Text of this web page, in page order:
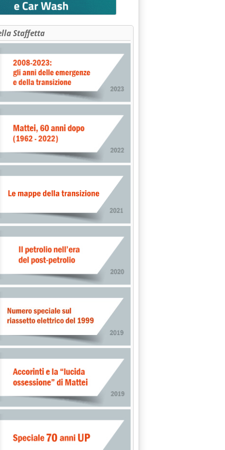
MERCATO ELETTRICO'
IN ITALIA: 170 M.NI DI ECU DALLA COMMISSIONE
UE'
Staffetta